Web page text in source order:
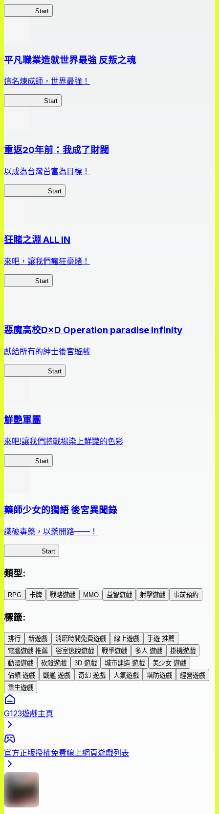
Start
平凡職業造就世界最強 反叛之魂
這名煉成師，世界最強！
Start
重返20年前：我成了財閥
以成為台灣首富為目標！
Start
狂賭之淵 ALL IN
來吧，讓我們瘋狂豪賭！
Start
惡魔高校D×D Operation paradise infinity
獻給所有的紳士後宮遊戲
Start
鮮艷軍團
來吧!讓我們將戰場染上鮮豔的色彩
Start
藥師少女的獨語 後宮異聞錄
識破毒藥，以藥開路——！
Start
類型:
RPG 卡牌 戰略遊戲 MMO 益智遊戲 射擊遊戲 事前預約
標籤:
排行 新遊戲 消磨時間免費遊戲 線上遊戲
手遊 推薦
電腦遊戲 推薦
密室逃脫遊戲 戰爭遊戲 多人 遊戲
掛機遊戲
動漫遊戲
砍殺遊戲 3D 遊戲 城市建造 遊戲
美少女 遊戲
佔領 遊戲
戰艦 遊戲 奇幻 遊戲 人氣遊戲 塔防遊戲
經營遊戲
重生遊戲
G123遊戲主頁
官方正版授權免費線上網頁遊戲列表